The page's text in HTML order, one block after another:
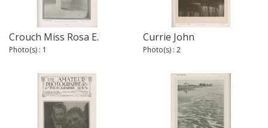
Crouch Miss Rosa E.
Photo(s) : 1
Currie John
Photo(s) : 2